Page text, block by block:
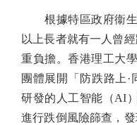
根據特區政府衞生
以上長者就有一人曾
重負擔。香港理工大
團體展開「防跌路上
研發的人工智能（AI
進行跌倒風險篩查，